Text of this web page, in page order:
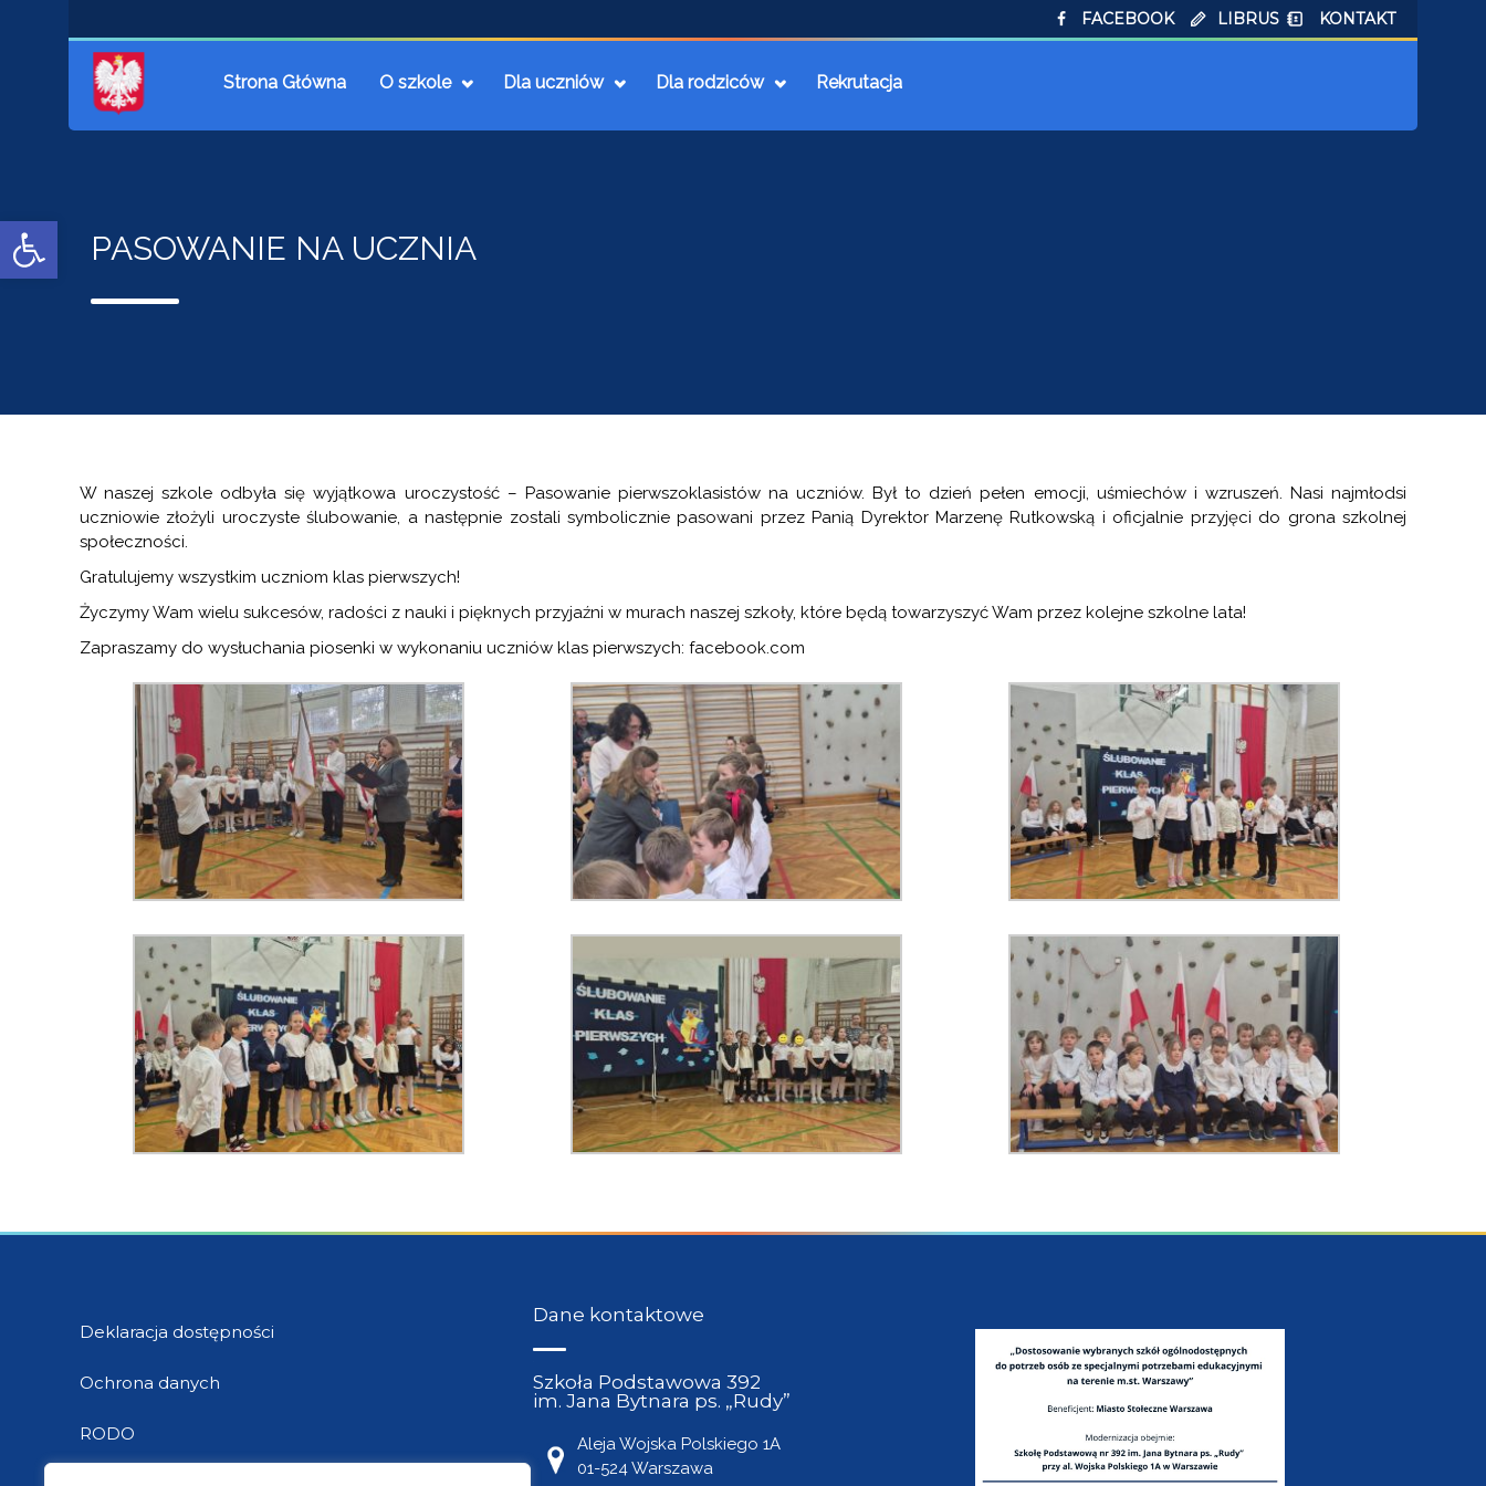
Open toolbar
FACEBOOK LIBRUS KONTAKT
Strona Główna O szkole Dla uczniów Dla rodziców Rekrutacja
PASOWANIE NA UCZNIA
W naszej szkole odbyła się wyjątkowa uroczystość – Pasowanie pierwszoklasistów na uczniów. Był to dzień pełen emocji, uśmiechów i wzruszeń. Nasi najmłodsi
uczniowie złożyli uroczyste ślubowanie, a następnie zostali symbolicznie pasowani przez Panią Dyrektor Marzenę Rutkowską i oficjalnie przyjęci do grona szkolnej
społeczności.
Gratulujemy wszystkim uczniom klas pierwszych!
Życzymy Wam wielu sukcesów, radości z nauki i pięknych przyjaźni w murach naszej szkoły, które będą towarzyszyć Wam przez kolejne szkolne lata!
Zapraszamy do wysłuchania piosenki w wykonaniu uczniów klas pierwszych: facebook.com
Deklaracja dostępności
Ochrona danych
RODO
Dane kontaktowe
Szkoła Podstawowa 392
im. Jana Bytnara ps. „Rudy”
Aleja Wojska Polskiego 1A
01-524 Warszawa